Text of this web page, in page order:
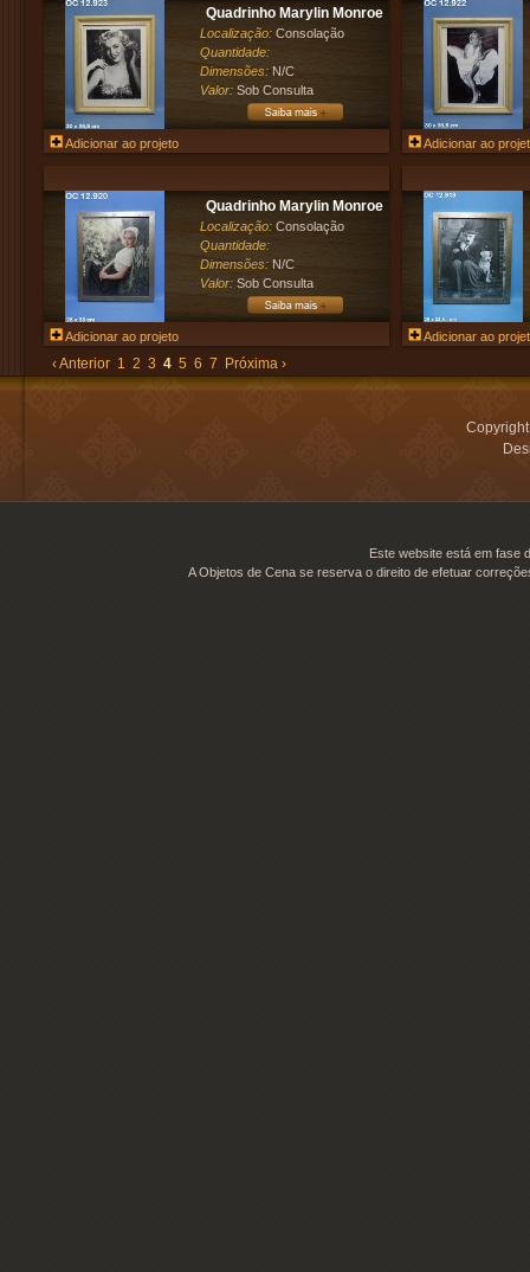
Quadrinho Marylin Monroe
Localização: Consolação
Quantidade:
Dimensões: N/C
Valor: Sob Consulta
Adicionar ao projeto Adicionar ao
Quadrinho Marylin Monroe
Localização: Consolação
Quantidade:
Dimensões: N/C
Valor: Sob Consulta
Adicionar ao projeto Adicionar ao
‹ Anterior 1 2 3 4 5 6 7 Próxima ›
Este website está em fase
A Objetos de Cena se reserva o direito de efetuar